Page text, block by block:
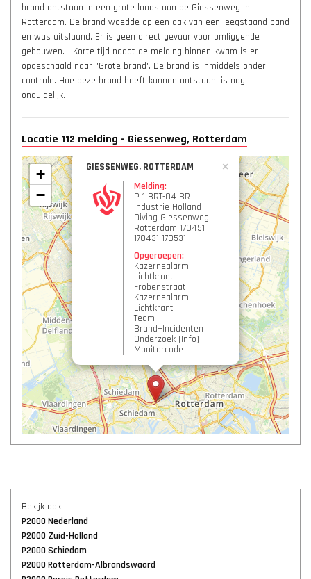
brand ontstaan in een grote loods aan de Giessenweg in
Rotterdam. De brand woedde op een dak van een leegstaand pand
en was uitslaand. Er is geen direct gevaar voor omliggende
gebouwen. Korte tijd nadat de melding binnen kwam is er
opgeschaald naar "Grote brand'. De brand is inmiddels onder
controle. Hoe deze brand heeft kunnen ontstaan, is nog
onduidelijk.
Locatie 112 melding - Giessenweg, Rotterdam
GIESSENWEG, ROTTERDAM
Melding:
P 1 BRT-04 BR
industrie Holland
Diving Giessenweg
Rotterdam 170451
170431 170531
Opgeroepen:
Kazernealarm +
Lichtkrant
Frobenstraat
Kazernealarm +
Lichtkrant
Team
Brand+Incidenten
Onderzoek (Info)
Monitorcode
×
+
−
Bekijk ook:
P2000 Nederland
P2000 Zuid-Holland
P2000 Schiedam
P2000 Rotterdam-Albrandswaard